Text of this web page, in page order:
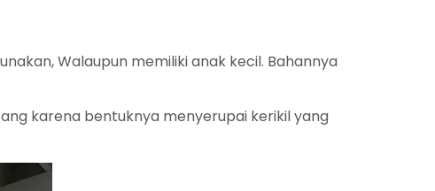
Walaupun memiliki anak kecil. Bahannya
karena bentuknya menyerupai kerikil yang